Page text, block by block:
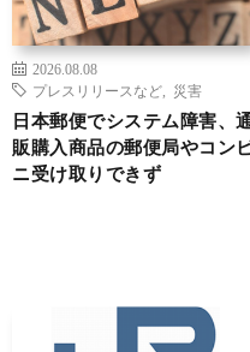
2026.08.08
プレスリリースなど
災害
日本郵便でシステム障害、
販購入商品の郵便局やコン
ニ受け取りできず